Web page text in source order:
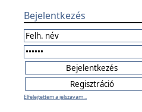
Bejelentkezés
Elfelejtettem a jelszavam...